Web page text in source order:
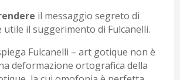
il messaggio segreto di
utile il suggerimento di Fulcanelli.
Fulcanelli – art gotique non è
deformazione ortografica della